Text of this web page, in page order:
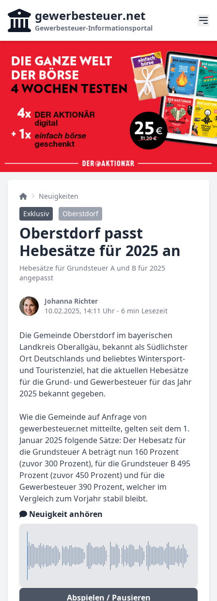
gewerbesteuer.net
Gewerbesteuer-Informationsportal
Neuigkeiten
Exklusiv
Oberstdorf
Oberstdorf passt
Hebesätze für 2025 an
Hebesätze für Grundsteuer A und B für 2025
angepasst
Johanna Richter
10.02.2025, 14:11 Uhr - 6 min Lesezeit
Die Gemeinde Oberstdorf im bayerischen
Landkreis Oberallgäu, bekannt als Südlichster
Ort Deutschlands und beliebtes Wintersport-
und Touristenziel, hat die aktuellen Hebesätze
für die Grund- und Gewerbesteuer für das Jahr
2025 bekannt gegeben.
Wie die Gemeinde auf Anfrage von
gewerbesteuer.net mitteilte, gelten seit dem 1.
Januar 2025 folgende Sätze: Der Hebesatz für
die Grundsteuer A beträgt nun 160 Prozent
(zuvor 300 Prozent), für die Grundsteuer B 495
Prozent (zuvor 450 Prozent) und für die
Gewerbesteuer 390 Prozent, welcher im
Vergleich zum Vorjahr stabil bleibt.
Neuigkeit anhören
Abspielen / Pausieren